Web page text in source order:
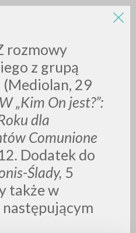
rozmowy
z grupą
29
W „Kim On jest?”:
dla
Comunione
. Dodatek do
Ślady, 5
także w
LUIGI
scritti